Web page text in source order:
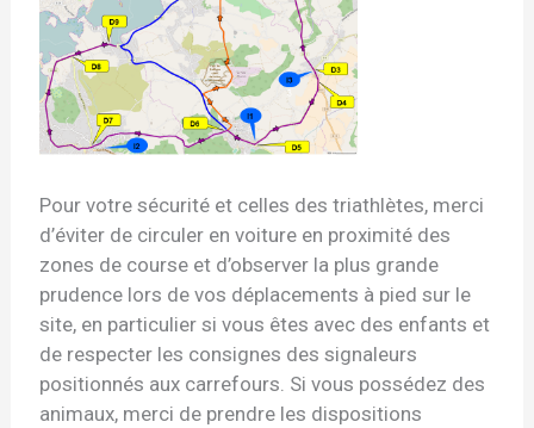
Pour votre sécurité et celles des triathlètes, merci
d’éviter de circuler en voiture en proximité des
zones de course et d’observer la plus grande
prudence lors de vos déplacements à pied sur le
site, en particulier si vous êtes avec des enfants et
de respecter les consignes des signaleurs
positionnés aux carrefours. Si vous possédez des
animaux, merci de prendre les dispositions